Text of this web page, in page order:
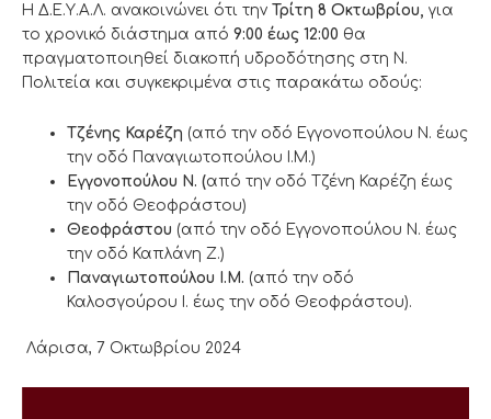
Η Δ.Ε.Υ.Α.Λ. ανακοινώνει ότι την Τρίτη 8 Οκτωβρίου για
το χρονικό διάστημα από 9:00 έως 12:00 θα
πραγματοποιηθεί διακοπή υδροδότησης στη Ν.
Πολιτεία και συγκεκριμένα στις παρακάτω οδούς:
Τζένης Καρέζη (από την οδό Εγγονοπούλου Ν. έως
την οδό Παναγιωτοπούλου Ι.Μ.)
Εγγονοπούλου Ν. (από την οδό Τζένη Καρέζη έως
την οδό Θεοφράστου)
Θεοφράστου (από την οδό Εγγονοπούλου Ν. έως
την οδό Καπλάνη Ζ.)
Παναγιωτοπούλου Ι.Μ. (από την οδό
Καλοσγούρου Ι. έως την οδό Θεοφράστου).
Λάρισα, 7 Οκτωβρίου 2024